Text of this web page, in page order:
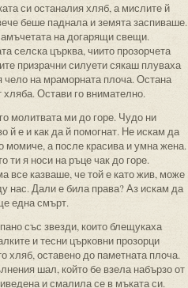
си останалия хляб, а мислите й
беше паднала и земята заспиваше.
на догарящи свещи.
селска църква, чиито прозорчета
призрачни силуети сякаш плуваха
чело на мраморната плоча. Остана
Остави го внимателно.
молитвата ми до горе. Чудо ни
й е и как да й помогнат. Не искам да
а после красива и умна жена.
ти я носи на ръце чак до горе.
все казваше, че той е като жив, може
нас. Дали е била права? Аз искам да
една смърт.
със звезди, които блещукаха
и тесни църковни прозорци
хляб, оставено до паметната плоча.
шал, който бе взела набързо от
и смалила се в мъката си.